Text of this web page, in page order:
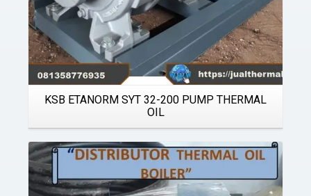
KSB ETANORM SYT 32-200 PUMP THERMAL
OIL